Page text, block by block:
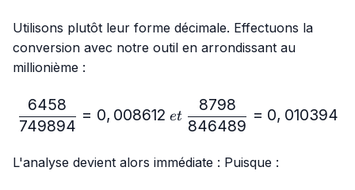
Utilisons plutôt leur forme décimale. Effectuons la
conversion avec notre outil en arrondissant au
millionième :
749894
6458
= 0, 008612 et 846489
8798
= 0, 010394
L'analyse devient alors immédiate : Puisque :